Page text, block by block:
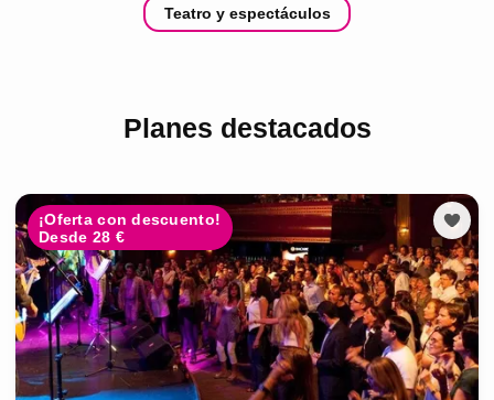
Teatro y espectáculos
Planes destacados
¡Oferta con descuento!
Desde 28 €